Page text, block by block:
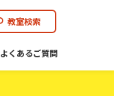
教室検索
よくあるご質問